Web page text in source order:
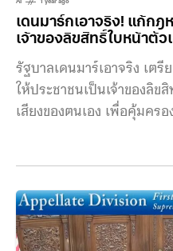
รัฐธรรมนูญทวงคืนอำนาจ
AI 1 year ago
เดนมาร์กเอาจริง! แก้กฎ
เจ้าของลิขสิทธิ์ใบหน้าตัว
รัฐบาลเดนมาร์เอาจริง เต
ให้ประชาชนเป็นเจ้าของลิข
เสียงของตนเอง เพื่อคุ้มคร
วัฒนธรรมจะทำการหารือ
ประชุมนี้ และเตรียมลงมติ
นี้ ใจความสำคัญคือ